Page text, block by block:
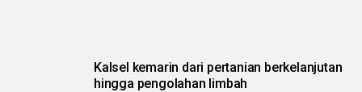
Kalsel kemarin dari pertanian berkelanjutan
hingga pengolahan limbah